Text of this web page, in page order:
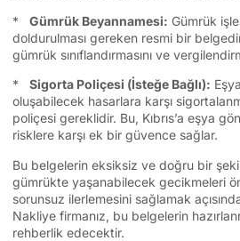
* Gümrük Beyannamesi: Gümrük
doldurulması gereken resmi bir
gümrük sınıflandırmasını ve
* Sigorta Poliçesi (İsteğe Bağlı):
oluşabilecek hasarlara karşı
poliçesi gereklidir. Bu, Kıbrıs’a eşya
risklere karşı ek bir güvence sağlar.
Bu belgelerin eksiksiz ve doğru bir
gümrükte yaşanabilecek gecikmeleri
sorunsuz ilerlemesini sağlamak
Nakliye firmanız, bu belgelerin
rehberlik edecektir.